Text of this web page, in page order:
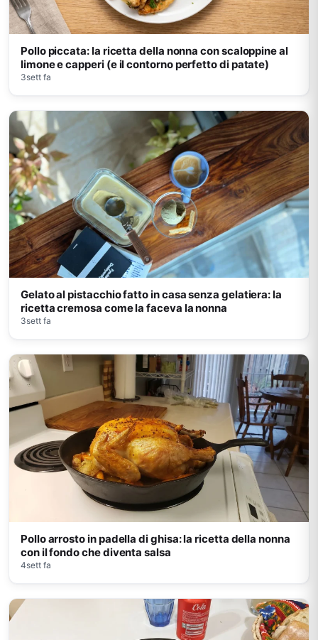
Pollo piccata: la ricetta della nonna con scaloppine al
limone e capperi (e il contorno perfetto di patate)
3sett fa
Gelato al pistacchio fatto in casa senza gelatiera: la
ricetta cremosa come la faceva la nonna
3sett fa
Pollo arrosto in padella di ghisa: la ricetta della nonna
con il fondo che diventa salsa
4sett fa